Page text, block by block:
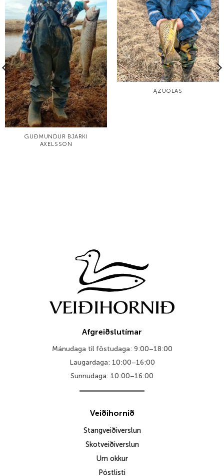
GUÐMUNDUR BJARKI
AXELSSON
ĄŽUOLAS
Afgreiðslutímar
Mánudaga til föstudaga: 9:00–18:00
Laugardaga: 10:00–16:00
Sunnudaga: 10:00–16:00
Veiðihornið
Stangveiðiverslun
Skotveiðiverslun
Um okkur
Póstlisti